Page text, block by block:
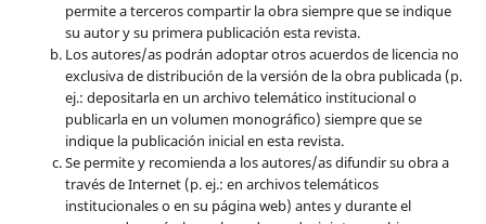
permite a terceros compartir la obra siempre que se indique
su autor y su primera publicación esta revista.
Los autores/as podrán adoptar otros acuerdos de licencia no
exclusiva de distribución de la versión de la obra publicada (p.
ej.: depositarla en un archivo telemático institucional o
publicarla en un volumen monográfico) siempre que se
indique la publicación inicial en esta revista.
Se permite y recomienda a los autores/as difundir su obra a
través de Internet (p. ej.: en archivos telemáticos
institucionales o en su página web) antes y durante el